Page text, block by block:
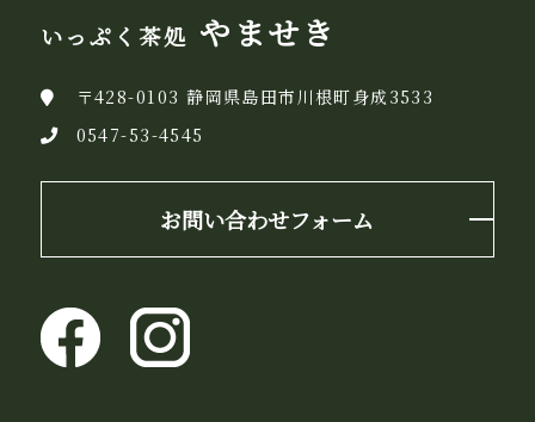
いっぷく茶処 やませき
〒428-0103 静岡県島田市川根町身成3533
0547-53-4545
お問い合わせフォーム